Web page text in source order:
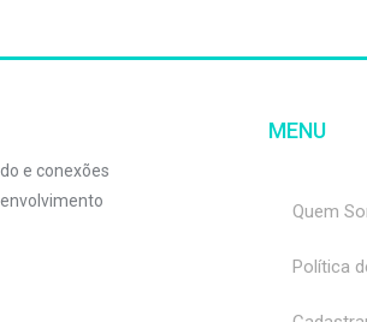
e conexões
MENU
Quem
Política